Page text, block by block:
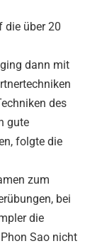
die über 20
dann mit
des
gute
folgte die
zum
bei
die
Sao nicht